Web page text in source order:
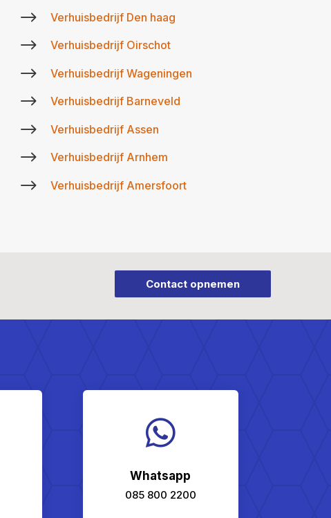
$ Verhuisbedrijf Den haag
$ Verhuisbedrijf Oirschot
$ Verhuisbedrijf Wageningen
$ Verhuisbedrijf Barneveld
$ Verhuisbedrijf Assen
$ Verhuisbedrijf Arnhem
$ Verhuisbedrijf Amersfoort
Contact opnemen

Whatsapp
085 800 2200